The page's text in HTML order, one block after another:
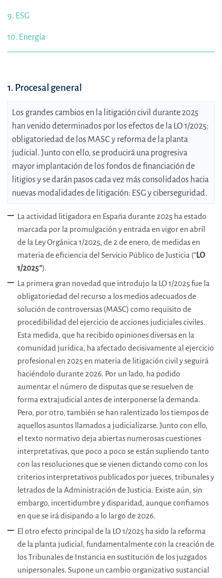
9. ESG
10. Energía
1. Procesal general
Los grandes cambios en la litigación civil durante 2025
han venido determinados por los efectos de la LO 1/2025:
obligatoriedad de los MASC y reforma de la planta
judicial. Junto con ello, se producirá una progresiva
mayor implantación de los fondos de financiación de
litigios y se darán pasos cada vez más consolidados hacia
nuevas modalidades de litigación: ESG y ciberseguridad.
La actividad litigadora en España durante 2025 ha estado
marcada por la promulgación y entrada en vigor en abril
de la Ley Orgánica 1/2025, de 2 de enero, de medidas en
materia de eficiencia del Servicio Público de Justicia (“LO
1/2025”).
La primera gran novedad que introdujo la LO 1/2025 fue la
obligatoriedad del recurso a los medios adecuados de
solución de controversias (MASC) como requisito de
procedibilidad del ejercicio de acciones judiciales civiles.
Esta medida, que ha recibido opiniones diversas en la
comunidad jurídica, ha afectado decisivamente al ejercicio
profesional en 2025 en materia de litigación civil y seguirá
haciéndolo durante 2026. Por un lado, ha podido
aumentar el número de disputas que se resuelven de
forma extrajudicial antes de interponerse la demanda.
Pero, por otro, también se han ralentizado los tiempos de
aquellos asuntos llamados a judicializarse. Junto con ello,
el texto normativo deja abiertas numerosas cuestiones
interpretativas, que poco a poco se están supliendo tanto
con las resoluciones que se vienen dictando como con los
criterios interpretativos publicados por jueces, tribunales y
letrados de la Administración de Justicia. Existe aún, sin
embargo, incertidumbre y disparidad, aunque confiamos
en que se irá disipando a lo largo de 2026.
El otro efecto principal de la LO 1/2025 ha sido la reforma
de la planta judicial, fundamentalmente con la creación de
los Tribunales de Instancia en sustitución de los juzgados
unipersonales. Supone un cambio organizativo sustancial